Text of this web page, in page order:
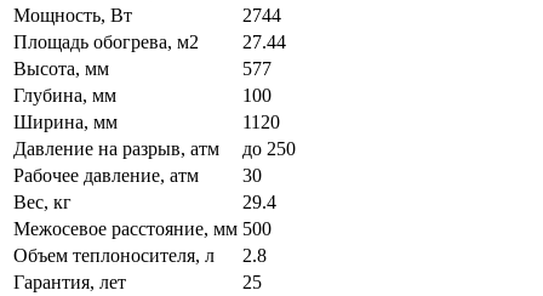
Мощность, Вт
2744
Площадь обогрева, м2
27.44
Высота, мм
577
Глубина, мм
100
Ширина, мм
1120
Давление на разрыв, атм
до 250
Рабочее давление, атм
30
Вес, кг
29.4
Межосевое расстояние, мм 500
Объем теплоносителя, л
2.8
Гарантия, лет
25